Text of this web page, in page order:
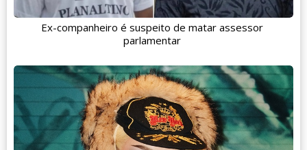
Ex-companheiro é suspeito de matar assessor
parlamentar